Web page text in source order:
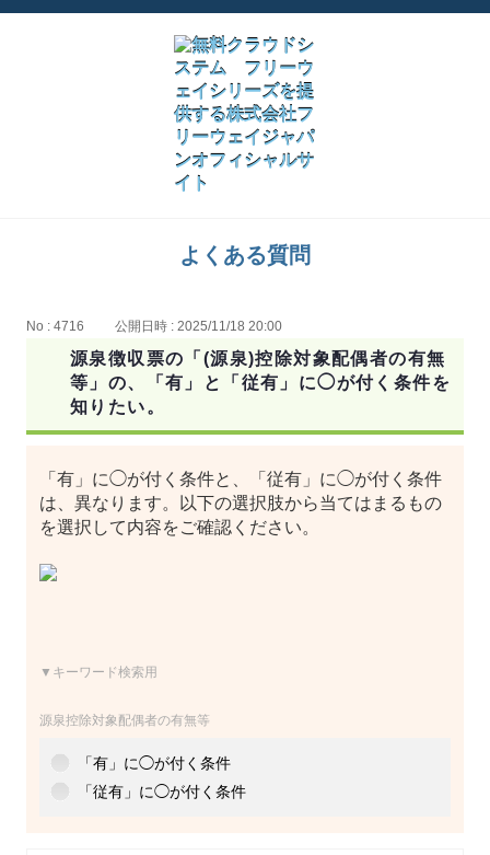
よくある質問
No : 4716 公開日時 : 2025/11/18 20:00
源泉徴収票の「(源泉)控除対象配偶者の有無
等」の、「有」と「従有」に◯が付く条件を
知りたい。
「有」に◯が付く条件と、「従有」に◯が付く条件
は、異なります。以下の選択肢から当てはまるもの
を選択して内容をご確認ください。
▼キーワード検索用
源泉控除対象配偶者の有無等
「有」に◯が付く条件
「従有」に◯が付く条件